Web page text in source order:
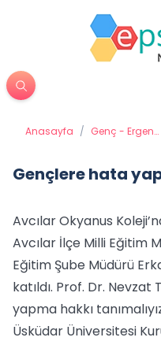
Anasayfa / Genç - Ergen
Gençlere hata
Avcılar Okyanus
Avcılar İlçe Milli Eğitim
Eğitim Şube Müdürü
katıldı. Prof. Dr.
yapma hakkı
Üsküdar Üniversitesi